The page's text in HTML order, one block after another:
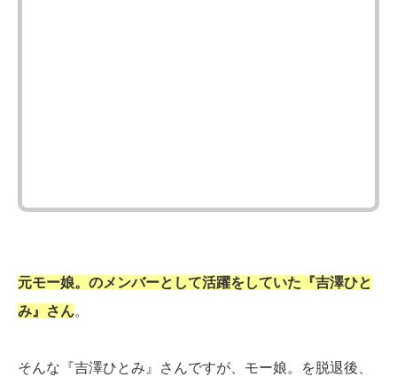
元モー娘。のメンバーとして活躍をしていた『吉澤ひと
み』さん。
そんな『吉澤ひとみ』さんですが、モー娘。を脱退後、